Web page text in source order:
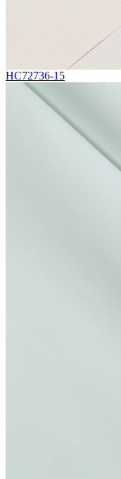
HC72736-15